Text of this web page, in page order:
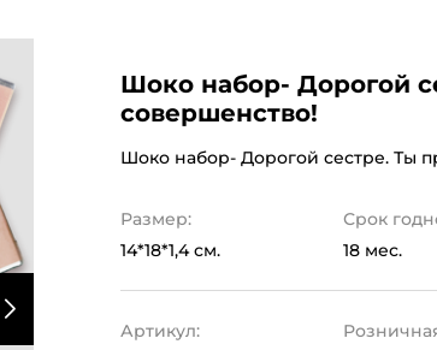
Шоко набор- Дорогой
совершенство!
Шоко набор- Дорогой сестре. Ты
Размер:
14*18*1,4 см.
Срок
18 мес.
Артикул: